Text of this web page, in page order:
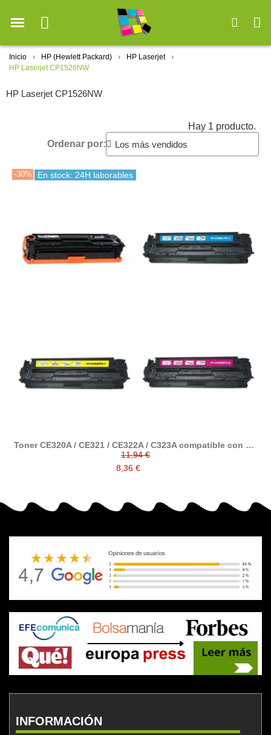
Inicio HP (Hewlett Packard)
HP Laserjet
HP Laserjet CP1526NW
HP Laserjet CP1526NW
Hay 1 producto.
Ordenar por:
-30% En stock: 24H laborables
Toner CE320A / CE321 / CE322A / C323A compatible con HP
128
11,94 €
8,36 €
INFORMACIÓN